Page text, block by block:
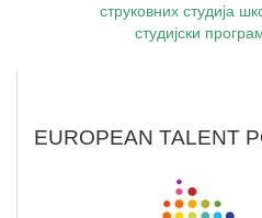
струковних студија
студијски
EUROPEAN TALENT